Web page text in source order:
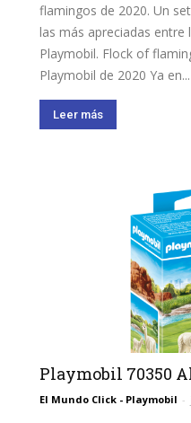
flamingos de 2020. Un
las más apreciadas entre
Playmobil. Flock of
Playmobil de 2020 Ya en...
Leer más
Playmobil 70350
El Mundo Click - Playmobil -